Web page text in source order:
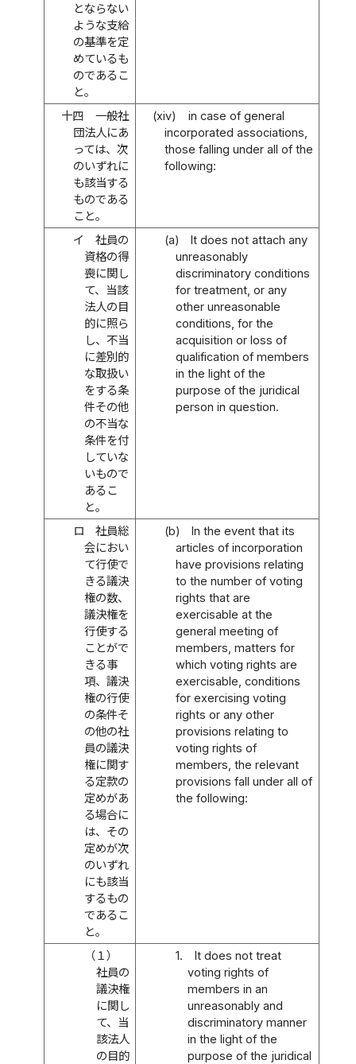
とならない
ような支給
の基準を定
めているも
のであるこ
と。
十四
一般社
団法人にあ
っては、次
のいずれに
も該当する
ものである
こと。
(xiv)
in case of general
incorporated associations,
those falling under all of the
following:
イ
社員の
資格の得
喪に関し
て、当該
法人の目
的に照ら
し、不当
に差別的
な取扱い
をする条
件その他
の不当な
条件を付
していな
いもので
あるこ
と。
(a)
It does not attach any
unreasonably
discriminatory conditions
for treatment, or any
other unreasonable
conditions, for the
acquisition or loss of
qualification of members
in the light of the
purpose of the juridical
person in question.
ロ
社員総
会におい
て行使で
きる議決
権の数、
議決権を
行使する
ことがで
きる事
項、議決
権の行使
の条件そ
の他の社
員の議決
権に関す
る定款の
定めがあ
る場合に
は、その
定めが次
のいずれ
にも該当
するもの
であるこ
と。
(b)
In the event that its
articles of incorporation
have provisions relating
to the number of voting
rights that are
exercisable at the
general meeting of
members, matters for
which voting rights are
exercisable, conditions
for exercising voting
rights or any other
provisions relating to
voting rights of
members, the relevant
provisions fall under all of
the following:
（１）
社員の
議決権
に関し
て、当
該法人
の目的
1.
It does not treat
voting rights of
members in an
unreasonably and
discriminatory manner
in the light of the
purpose of the juridical